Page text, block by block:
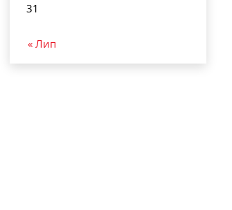
31
« Лип